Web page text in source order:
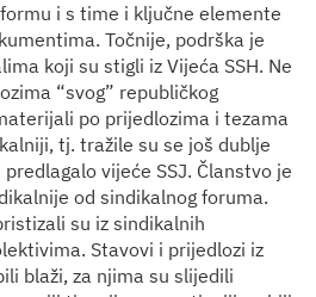
i s time i ključne elemente
Točnije, podrška je
koji su stigli iz Vijeća SSH. Ne
“svog” republičkog
po prijedlozima i tezama
tj. tražile su se još dublje
vijeće SSJ. Članstvo je
od sindikalnog foruma.
su iz sindikalnih
Stavovi i prijedlozi iz
blaži, za njima su slijedili